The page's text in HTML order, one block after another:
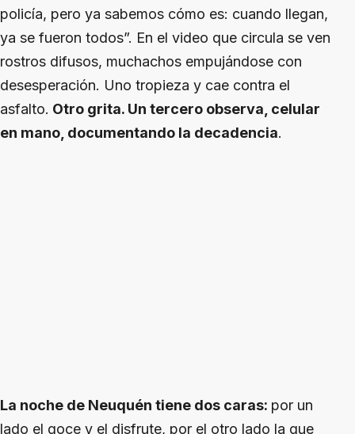
policía, pero ya sabemos cómo es: cuando llegan,
ya se fueron todos”. En el video que circula se ven
rostros difusos, muchachos empujándose con
desesperación. Uno tropieza y cae contra el
asfalto. Otro grita. Un tercero observa, celular
en mano, documentando la decadencia.
La noche de Neuquén tiene dos caras: por un
lado el goce y el disfrute, por el otro lado la que